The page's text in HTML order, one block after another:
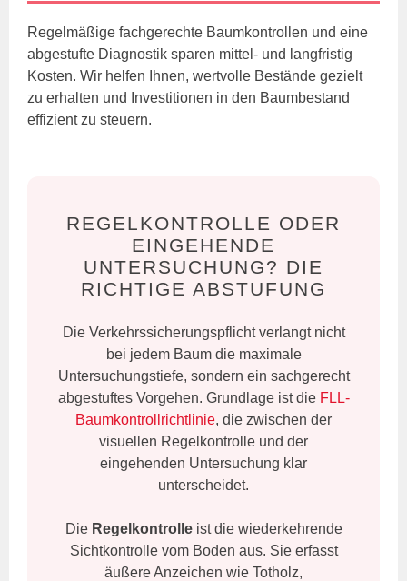
Regelmäßige fachgerechte Baumkontrollen und eine
abgestufte Diagnostik sparen mittel- und langfristig
Kosten. Wir helfen Ihnen, wertvolle Bestände gezielt
zu erhalten und Investitionen in den Baumbestand
effizient zu steuern.
REGELKONTROLLE ODER
EINGEHENDE
UNTERSUCHUNG? DIE
RICHTIGE ABSTUFUNG
Die Verkehrssicherungspflicht verlangt nicht
bei jedem Baum die maximale
Untersuchungstiefe, sondern ein sachgerecht
abgestuftes Vorgehen. Grundlage ist die FLL-
Baumkontrollrichtlinie, die zwischen der
visuellen Regelkontrolle und der
eingehenden Untersuchung klar
unterscheidet.
Die Regelkontrolleist die wiederkehrende
Sichtkontrolle vom Boden aus. Sie erfasst
äußere Anzeichen wie Totholz,